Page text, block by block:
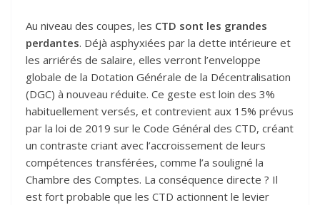
Au niveau des coupes, les CTD sont les grandes
perdantes. Déjà asphyxiées par la dette intérieure et
les arriérés de salaire, elles verront l’enveloppe
globale de la Dotation Générale de la Décentralisation
(DGC) à nouveau réduite. Ce geste est loin des 3%
habituellement versés, et contrevient aux 15% prévus
par la loi de 2019 sur le Code Général des CTD, créant
un contraste criant avec l’accroissement de leurs
compétences transférées, comme l’a souligné la
Chambre des Comptes. La conséquence directe ? Il
est fort probable que les CTD actionnent le levier